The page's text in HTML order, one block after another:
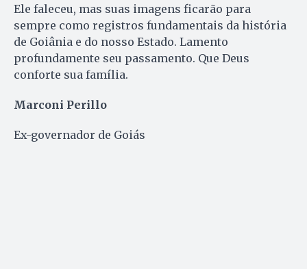
Ele faleceu, mas suas imagens ficarão para
sempre como registros fundamentais da história
de Goiânia e do nosso Estado. Lamento
profundamente seu passamento. Que Deus
conforte sua família.
Marconi Perillo
Ex-governador de Goiás